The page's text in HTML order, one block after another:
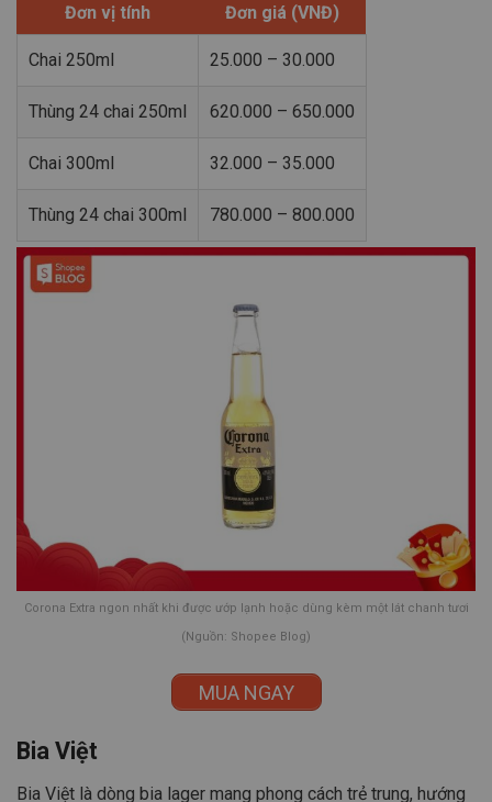
Đơn vị tính Đơn giá (VNĐ)
Chai 250ml 25.000 – 30.000
Thùng 24 chai 250ml 620.000 – 650.000
Chai 300ml 32.000 – 35.000
Thùng 24 chai 300ml 780.000 – 800.000
Corona Extra ngon nhất khi được ướp lạnh hoặc dùng kèm một lát chanh tươi
(Nguồn: Shopee Blog)
MUA NGAY
Bia Việt
Bia Việt là dòng bia lager mang phong cách trẻ trung, hướng
x